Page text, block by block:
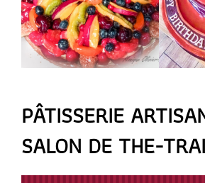
PÂTISSERIE
SALON DE THE-